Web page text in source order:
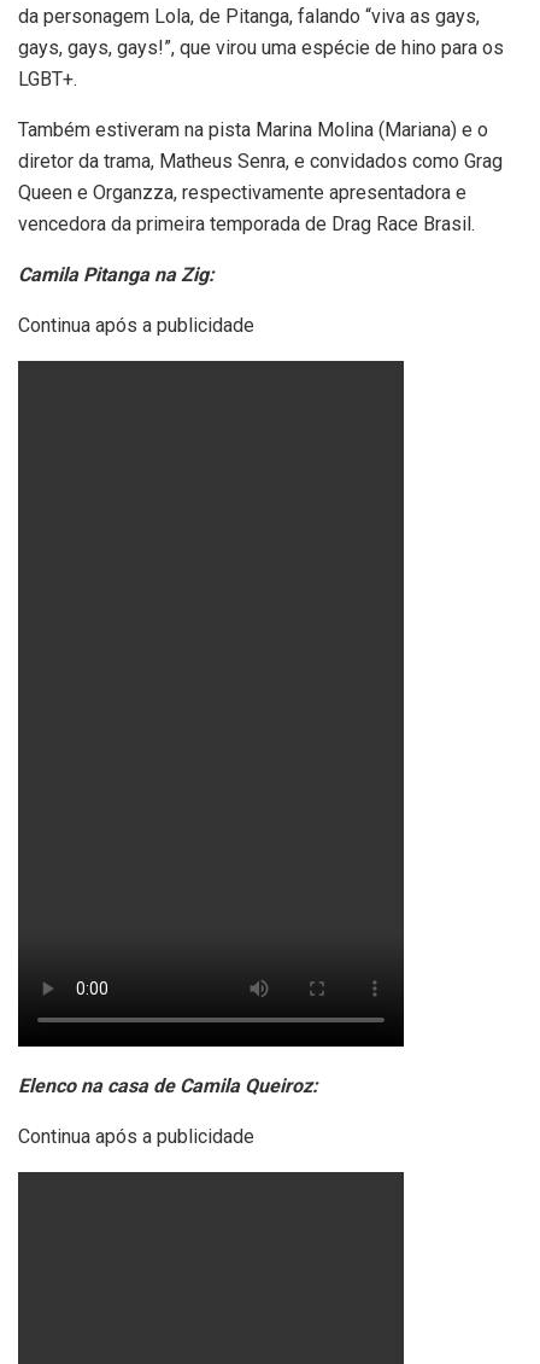
da personagem Lola, de Pitanga, falando “viva as gays,
gays, gays, gays!”, que virou uma espécie de hino para os
LGBT+.
Também estiveram na pista Marina Molina (Mariana) e o
diretor da trama, Matheus Senra, e convidados como Grag
Queen e Organzza, respectivamente apresentadora e
vencedora da primeira temporada de Drag Race Brasil.
Camila Pitanga na Zig:
Continua após a publicidade
Elenco na casa de Camila Queiroz:
Continua após a publicidade